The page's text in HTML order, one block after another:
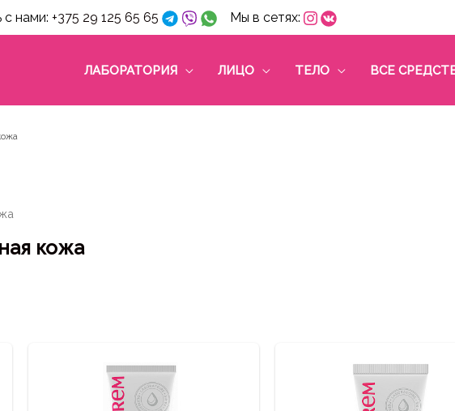
с нами: +375 29 125 65 65 Мы в сетях:
ЛАБОРАТОРИЯ ЛИЦО ТЕЛО ВСЕ
кожа